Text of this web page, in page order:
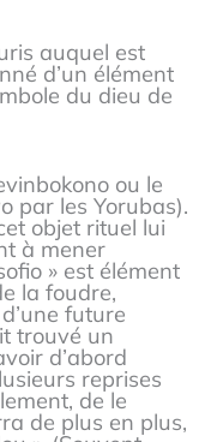
auquel est
d’un élément
du dieu de
ou le
par les Yorubas).
objet rituel lui
à mener
» est élément
la foudre,
future
trouvé un
d’abord
reprises
de le
de plus en plus,